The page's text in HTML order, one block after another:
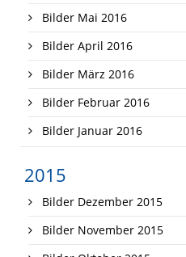
Bilder Mai 2016
Bilder April 2016
Bilder März 2016
Bilder Februar 2016
Bilder Januar 2016
2015
Bilder Dezember 2015
Bilder November 2015